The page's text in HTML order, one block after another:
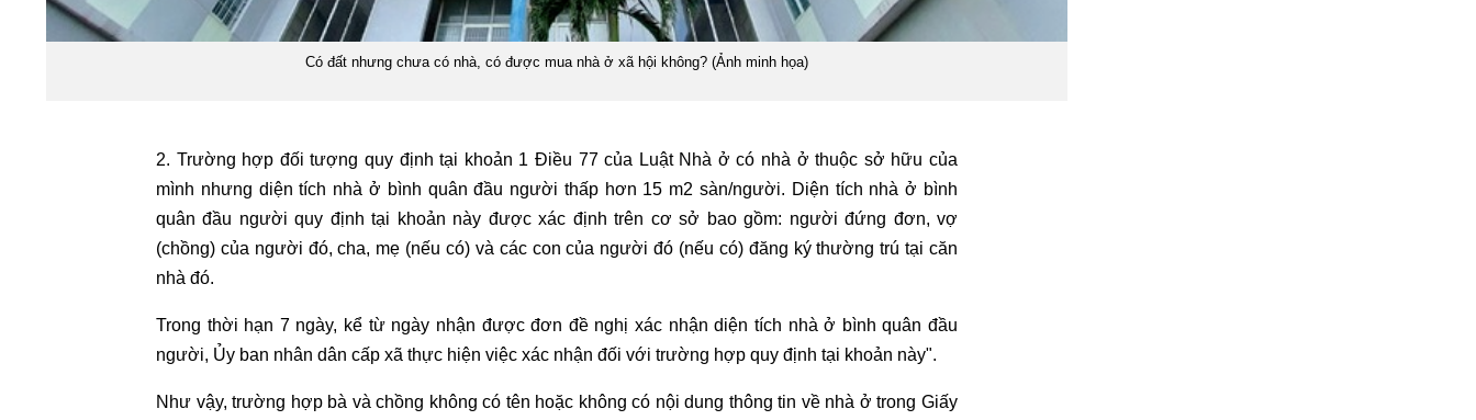
Có đất nhưng chưa có nhà, có được mua nhà ở xã hội không? (Ảnh minh họa)
2. Trường hợp đối tượng quy định tại khoản 1 Điều 77 của Luật Nhà ở có nhà ở thuộc sở hữu của
mình nhưng diện tích nhà ở bình quân đầu người thấp hơn 15 m2 sàn/người. Diện tích nhà ở bình
quân đầu người quy định tại khoản này được xác định trên cơ sở bao gồm: người đứng đơn, vợ
(chồng) của người đó, cha, mẹ (nếu có) và các con của người đó (nếu có) đăng ký thường trú tại căn
nhà đó.
Trong thời hạn 7 ngày, kể từ ngày nhận được đơn đề nghị xác nhận diện tích nhà ở bình quân đầu
người, Ủy ban nhân dân cấp xã thực hiện việc xác nhận đối với trường hợp quy định tại khoản này".
Như vậy, trường hợp bà và chồng không có tên hoặc không có nội dung thông tin về nhà ở trong Giấy